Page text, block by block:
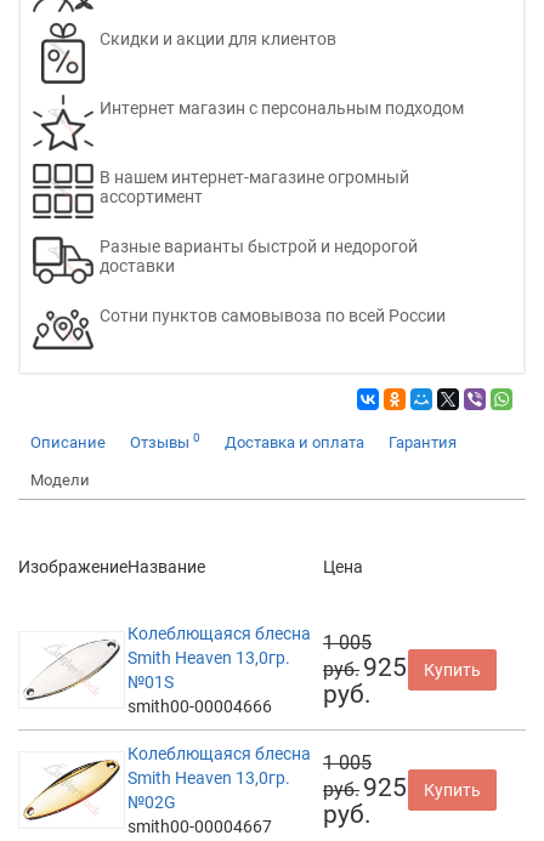
Скидки и акции для клиентов
Интернет магазин с персональным подходом
В нашем интернет-магазине огромный
ассортимент
Разные варианты быстрой и недорогой
доставки
Сотни пунктов самовывоза по всей России
Описание Отзывы 0 Доставка и оплата Гарантия
Модели
ИзображениеНазвание Цена
Колеблющаяся блесна
Smith Heaven 13,0гр.
№01S
smith00-00004666
1 005
руб. 925
руб.
Купить
Колеблющаяся блесна
Smith Heaven 13,0гр.
№02G
smith00-00004667
1 005
руб. 925
руб.
Купить